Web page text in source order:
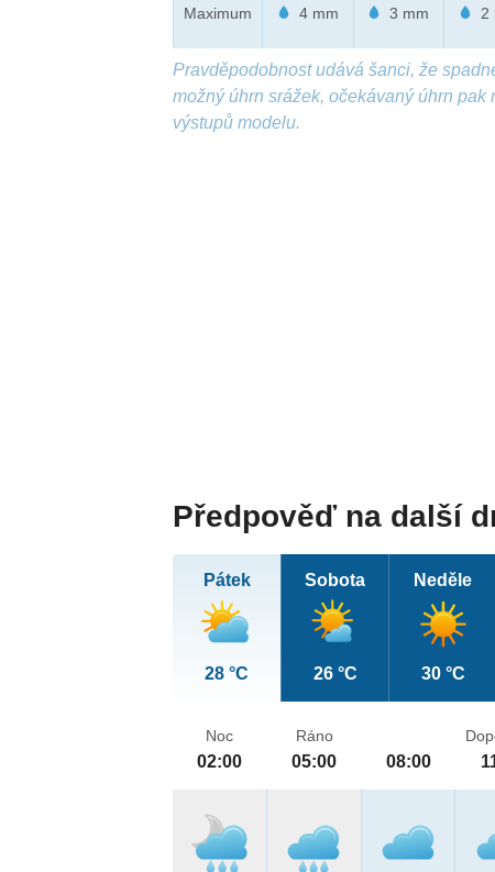
Maximum 4 mm 3 mm 2
Pravděpodobnost udává šanci, že
možný úhrn srážek, očekávaný úhrn
výstupů modelu.
Předpověď na další
Pátek
28 °C
Sobota
26 °C
Neděle
30 °C
Noc
02:00
Ráno
05:00 08:00